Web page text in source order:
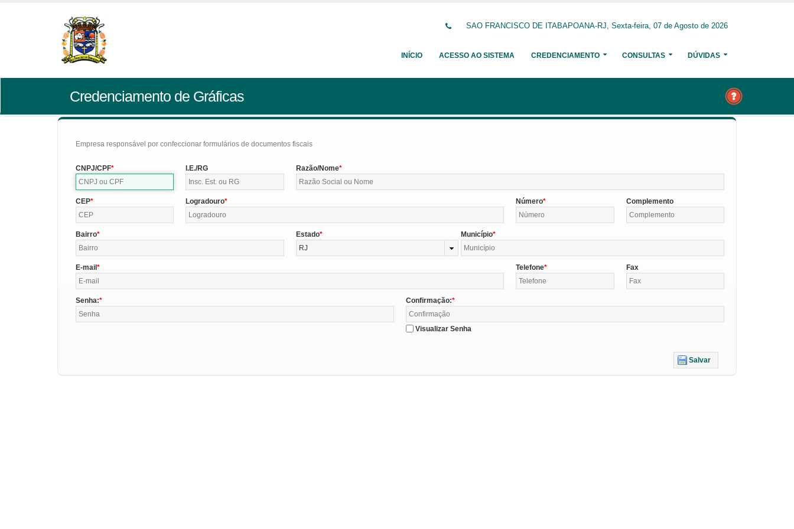
SAO FRANCISCO DE ITABAPOANA-RJ, Sexta-feira, 07 de Agosto de 2026
INÍCIO ACESSO AO SISTEMA CREDENCIAMENTO CONSULTAS DÚVIDAS
Credenciamento de Gráficas
Empresa responsável por confeccionar formulários de documentos fiscais
CNPJ/CPF I.E./RG Razão/Nome
CEP Logradouro Número Complemento
Bairro
Estado
RJ
Município
E-mail Telefone Fax
Senha: Confirmação:
Visualizar Senha
Salvar